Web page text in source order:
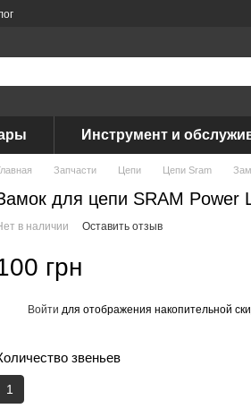
Инструмент и
Запчасти Цепи Цепи Sram
для цепи SRAM Power
в наличии Оставить отзыв
грн
Войти для отображения накопительной
звеньев
1